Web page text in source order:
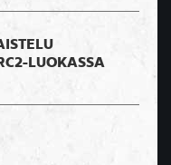
LUOKASSA